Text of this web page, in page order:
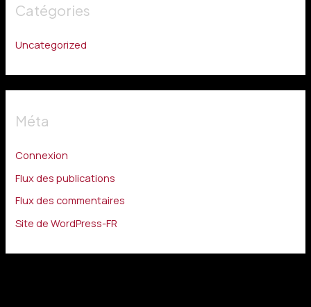
Catégories
Uncategorized
Méta
Connexion
Flux des publications
Flux des commentaires
Site de WordPress-FR